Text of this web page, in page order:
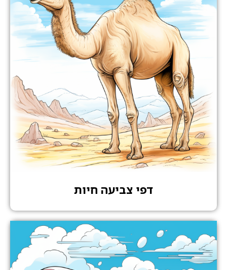
דפי צביעה חיות